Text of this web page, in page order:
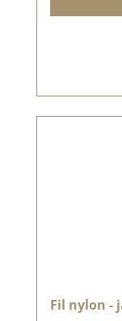
Fil nylon -